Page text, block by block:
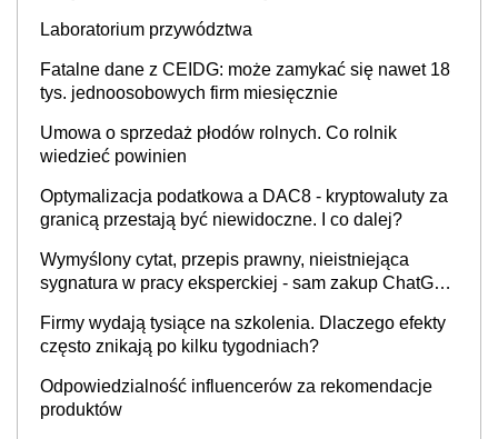
Laboratorium przywództwa
Fatalne dane z CEIDG: może zamykać się nawet 18
tys. jednoosobowych firm miesięcznie
Umowa o sprzedaż płodów rolnych. Co rolnik
wiedzieć powinien
Optymalizacja podatkowa a DAC8 - kryptowaluty za
granicą przestają być niewidoczne. I co dalej?
Wymyślony cytat, przepis prawny, nieistniejąca
sygnatura w pracy eksperckiej - sam zakup ChatGPT
Firmy wydają tysiące na szkolenia. Dlaczego efekty
często znikają po kilku tygodniach?
Odpowiedzialność influencerów za rekomendacje
produktów